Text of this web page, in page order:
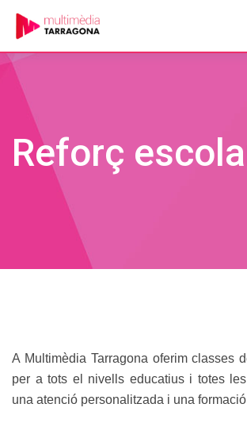
content
Reforç
A Multimèdia Tarragona oferim classes
per a tots el nivells educatius i totes
una atenció personalitzada i una